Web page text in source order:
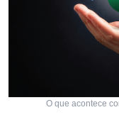
O que acontece